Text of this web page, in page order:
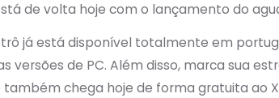
de volta hoje com o lançamento do
já está disponível totalmente em
versões de PC. Além disso, marca sua
chega hoje de forma gratuita ao